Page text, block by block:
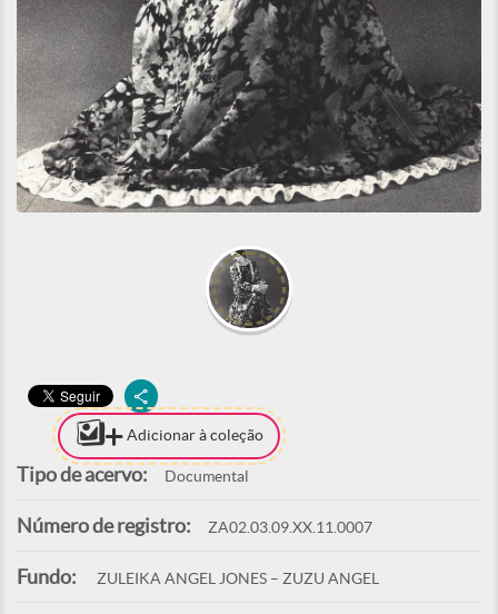
Adicionar à coleção
Tipo de acervo: Documental
Número de registro: ZA02.03.09.XX.11.0007
Fundo: ZULEIKA ANGEL JONES – ZUZU ANGEL